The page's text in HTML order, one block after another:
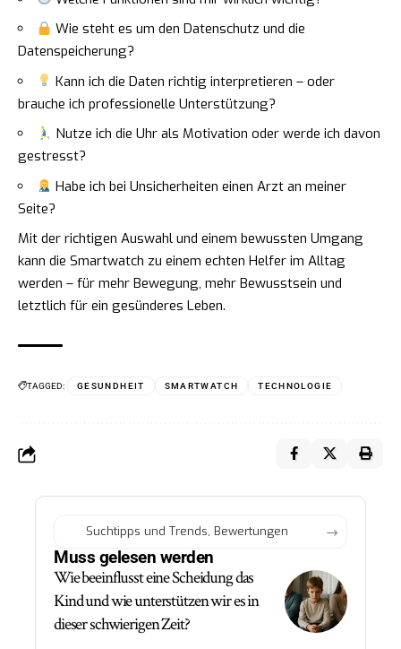
Wie steht es um den Datenschutz und die
Datenspeicherung?
Kann ich die Daten richtig interpretieren – oder
brauche ich professionelle Unterstützung?
Nutze ich die Uhr als Motivation oder werde ich davon
gestresst?
Habe ich bei Unsicherheiten einen Arzt an meiner
Seite?
Mit der richtigen Auswahl und einem bewussten Umgang
kann die Smartwatch zu einem echten Helfer im Alltag
werden – für mehr Bewegung, mehr Bewusstsein und
letztlich für ein gesünderes Leben.
TAGGED: GESUNDHEIT SMARTWATCH TECHNOLOGIE
Muss gelesen werden
Wie beeinflusst eine Scheidung das
Kind und wie unterstützen wir es in
dieser schwierigen Zeit?